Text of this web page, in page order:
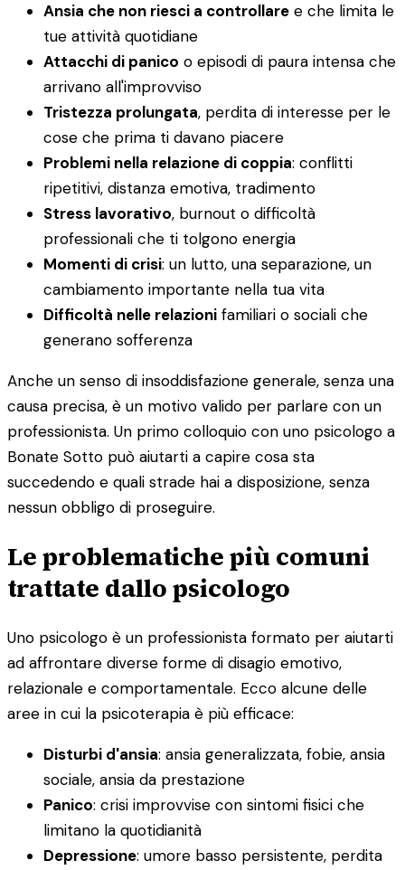
Ansia che non riesci a controllare e che limita le
tue attività quotidiane
Attacchi di panico o episodi di paura intensa che
arrivano all'improvviso
Tristezza prolungata, perdita di interesse per le
cose che prima ti davano piacere
Problemi nella relazione di coppia: conflitti
ripetitivi, distanza emotiva, tradimento
Stress lavorativo, burnout o difficoltà
professionali che ti tolgono energia
Momenti di crisi: un lutto, una separazione, un
cambiamento importante nella tua vita
Difficoltà nelle relazioni familiari o sociali che
generano sofferenza
Anche un senso di insoddisfazione generale, senza una
causa precisa, è un motivo valido per parlare con un
professionista. Un primo colloquio con uno psicologo a
Bonate Sotto può aiutarti a capire cosa sta
succedendo e quali strade hai a disposizione, senza
nessun obbligo di proseguire.
Le problematiche più comuni
trattate dallo psicologo
Uno psicologo è un professionista formato per aiutarti
ad affrontare diverse forme di disagio emotivo,
relazionale e comportamentale. Ecco alcune delle
aree in cui la psicoterapia è più efficace:
Disturbi d'ansia: ansia generalizzata, fobie, ansia
sociale, ansia da prestazione
Panico: crisi improvvise con sintomi fisici che
limitano la quotidianità
Depressione: umore basso persistente, perdita